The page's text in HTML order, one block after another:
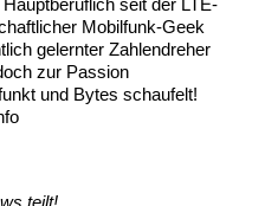
Mobilfunk-Geek
gelernter Zahlendreher
zur Passion
und Bytes schaufelt!
teilt!